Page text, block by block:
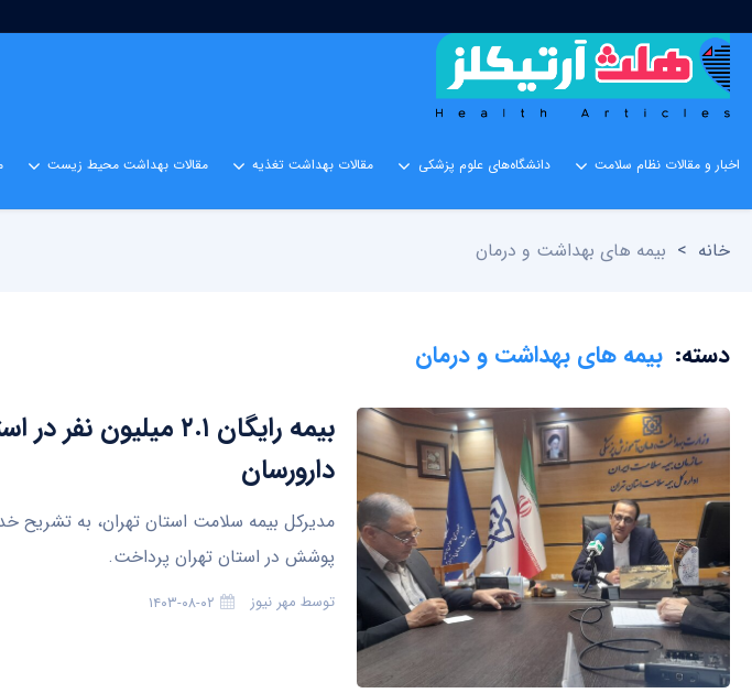
اخبار و مقالات نظام سلامت دانشگاه‌های علوم پزشکی مقالات بهداشت تغذیه مقالات بهداشت محیط زیست
خانه > بیمه های بهداشت و درمان
دسته: بیمه های بهداشت و درمان
بیمه رایگان ۲.۱
دارورسان
مدیرکل بیمه سلامت استان تهران، به
پوشش در استان تهران پرداخت.
توسط مهر نیوز ۱۴۰۳-۰۸-۰۲